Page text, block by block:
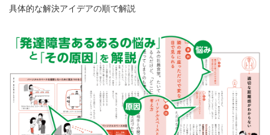
具体的な解決アイデアの順で解説